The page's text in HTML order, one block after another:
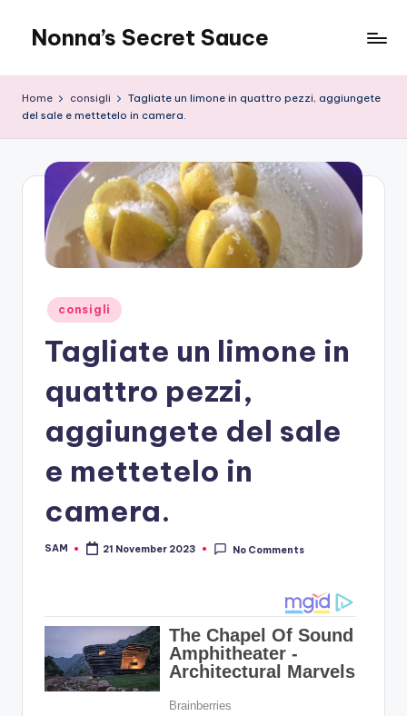
content
Nonna’s Secret Sauce
Home consigli
Tagliate un limone in quattro pezzi, aggiungete
del sale e mettetelo in camera.
Posted
in
consigli
Tagliate un limone in
quattro pezzi,
aggiungete del sale
e mettetelo in
camera.
Posted
SAM 21 November 2023 No Comments